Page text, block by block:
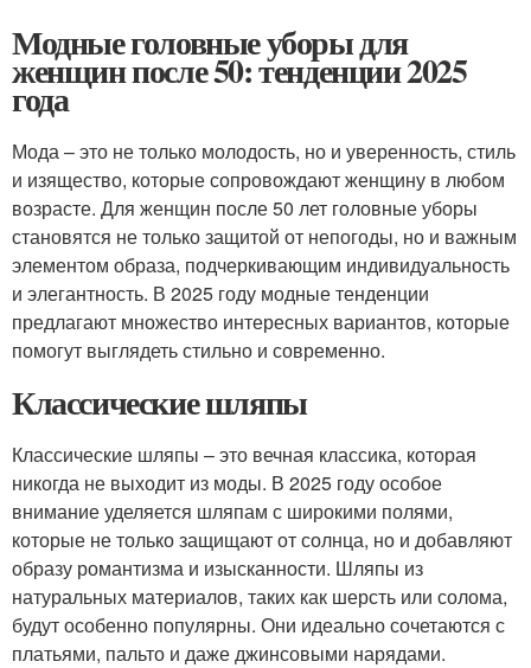
Модные головные уборы для
женщин после 50: тенденции 2025
года
Мода – это не только молодость, но и уверенность, стиль
и изящество, которые сопровождают женщину в любом
возрасте. Для женщин после 50 лет головные уборы
становятся не только защитой от непогоды, но и важным
элементом образа, подчеркивающим индивидуальность
и элегантность. В 2025 году модные тенденции
предлагают множество интересных вариантов, которые
помогут выглядеть стильно и современно.
Классические шляпы
Классические шляпы – это вечная классика, которая
никогда не выходит из моды. В 2025 году особое
внимание уделяется шляпам с широкими полями,
которые не только защищают от солнца, но и добавляют
образу романтизма и изысканности. Шляпы из
натуральных материалов, таких как шерсть или солома,
будут особенно популярны. Они идеально сочетаются с
платьями, пальто и даже джинсовыми нарядами.